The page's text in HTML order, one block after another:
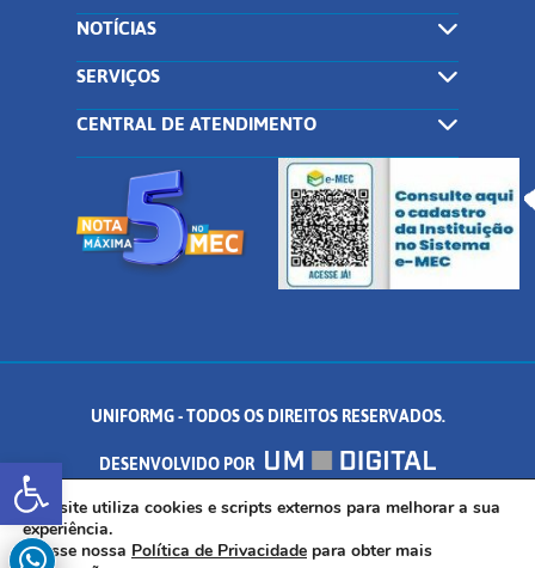
Abrir a barra de ferramentas
NOTÍCIAS
SERVIÇOS
CENTRAL DE ATENDIMENTO
UNIFORMG - TODOS OS DIREITOS RESERVADOS.
DESENVOLVIDO POR
AV. DR. ARNALDO DE SENNA, 328 - PALMEIRAS, FORMIGA/MG - CEP:
35.574.530
Este site utiliza cookies e scripts externos para melhorar a sua
experiência.
Acesse nossa Política de Privacidade para obter mais